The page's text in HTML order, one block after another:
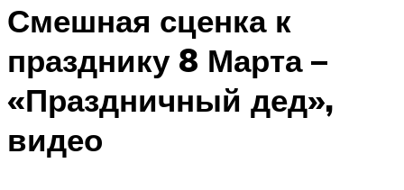
Смешная сценка к
празднику 8 Марта –
«Праздничный дед»,
видео